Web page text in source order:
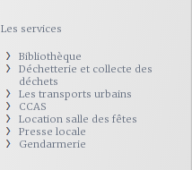
Les services
Bibliothèque
Déchetterie et collecte des
déchets
Les transports urbains
CCAS
Location salle des fêtes
Presse locale
Gendarmerie